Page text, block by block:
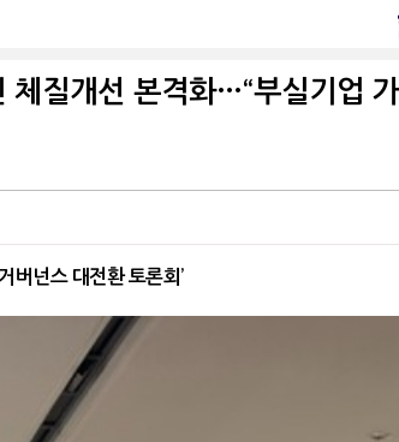
질개선 본격화…“부실기업
버넌스 대전환 토론회’